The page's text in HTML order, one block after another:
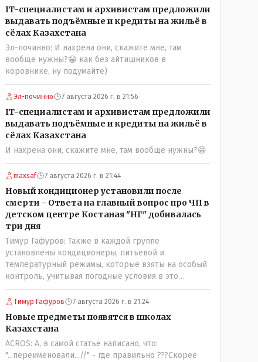
IT-специалистам и архивистам предложили
выдавать подъёмные и кредиты на жильё в
сёлах Казахстана
Эл-починно: И нахрена они, скажите мне, там
вообще нужны?😁 как без айтишников в
коровнике, ну подумайте)
Эл-починно 7 августа 2026 г. в 21:56
IT-специалистам и архивистам предложили
выдавать подъёмные и кредиты на жильё в
сёлах Казахстана
И нахрена они, скажите мне, там вообще нужны?😁
maxsaf 7 августа 2026 г. в 21:44
Новый кондиционер установили после
смерти - Ответа на главный вопрос про ЧП в
детском центре Костаная "НГ" добивалась
три дня
Тимур Гафуров: Также в каждой группе
установлены кондиционеры, питьевой и
температурный режимы, которые взяты на особый
контроль, учитывая погодные условия в это
лето.Мы решили. что это - противоречие. Вы
считаете иначе?Ну тут противоречия нет. Этот
трагедии, то есть 29 июля, когда спешно
установили и воду, и новые кондиционеры, и
впервые поставили температурный режим на
контроль. То есть первая часть - информация до
Тимур Гафуров 7 августа 2026 г. в 21:24
Новые предметы появятся в школах
Казахстана
ACROS: А, в самой статье написано, что:
"...переименовали...//" - где правильно ???Скорее